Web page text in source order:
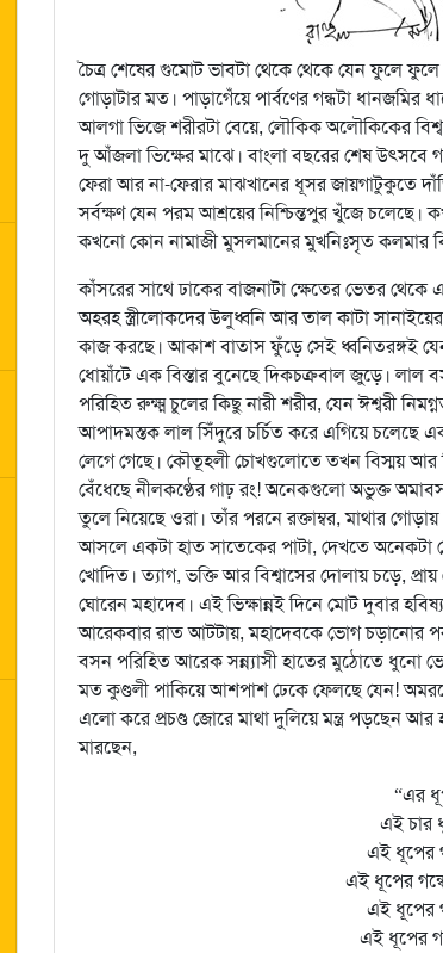
চৈত্র শেষের গুমোট ভাবটা থেকে থেকে যেন ফুলে
গোড়াটার মত। পাড়াগেঁয়ে পার্বণের গন্ধটা ধানজমির
আলগা ভিজে শরীরটা বেয়ে, লৌকিক অলৌকিকের
দু আঁজলা ভিক্ষের মাঝে। বাংলা বছরের শেষ উৎসবে
ফেরা আর না-ফেরার মাঝখানের ধূসর জায়গাটুকুতে
সর্বক্ষণ যেন পরম আশ্রয়ের নিশ্চিন্তপুর খুঁজে
কখনো কোন নামাজী মুসলমানের মুখনিঃসৃত কলমার
কাঁসরের সাথে ঢাকের বাজনাটা ক্ষেতের ভেতর
অহরহ স্ত্রীলোকদের উলুধ্বনি আর তাল কাটা
কাজ করছে। আকাশ বাতাস ফুঁড়ে সেই ধ্বনিতরঙ্গই
ধোয়াঁটে এক বিস্তার বুনেছে দিকচক্রবাল জুড়ে। লাল
পরিহিত রুক্ষ্ম চুলের কিছু নারী শরীর, যেন ঈশ্বরী
আপাদমস্তক লাল সিঁদুরে চর্চিত করে এগিয়ে চলেছে
লেগে গেছে। কৌতূহলী চোখগুলোতে তখন বিস্ময় আর
বেঁধেছে নীলকণ্ঠের গাঢ় রং! অনেকগুলো অভুক্ত
তুলে নিয়েছে ওরা। তাঁর পরনে রক্তাম্বর, মাথার
আসলে একটা হাত সাতেকের পাটা, দেখতে অনেকটা
খোদিত। ত্যাগ, ভক্তি আর বিশ্বাসের দোলায় চড়ে, প্রায়
ঘোরেন মহাদেব। এই ভিক্ষান্নই দিনে মোট দুবার
আরেকবার রাত আটটায়, মহাদেবকে ভোগ চড়ানোর
বসন পরিহিত আরেক সন্ন্যাসী হাতের মুঠোতে ধুনো
মত কুণ্ডলী পাকিয়ে আশপাশ ঢেকে ফেলছে যেন!
এলো করে প্রচণ্ড জোরে মাথা দুলিয়ে মন্ত্র পড়ছেন
মারছেন,
“এর
এই চার
এই ধূপের
এই ধূপের
এই ধূপের
এই ধূপের